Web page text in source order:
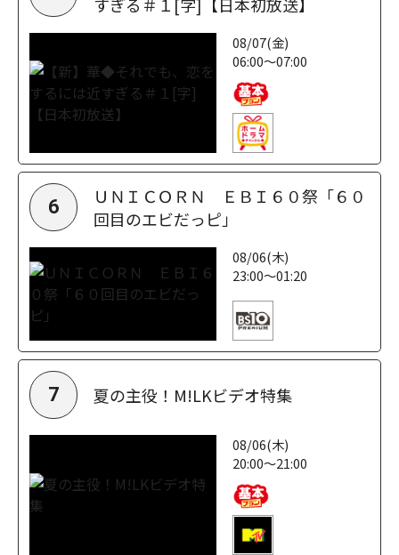
08/07(金)
06:00～07:00
6
ＵＮＩＣＯＲＮ ＥＢＩ６０祭「６０
回目のエビだっピ」
08/06(木)
23:00～01:20
7 夏の主役！M!LKビデオ特集
08/06(木)
20:00～21:00